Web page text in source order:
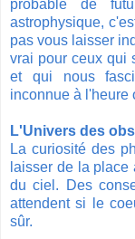
probable de
astrophysique,
pas vous laisser
vrai pour ceux qui
et qui nous
inconnue à l'heure
L'Univers des
La curiosité des
laisser de la
du ciel. Des
attendent si le
sûr.